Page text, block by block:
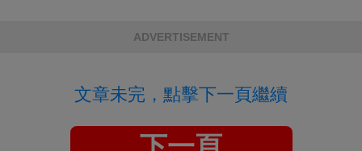
ADVERTISEMENT
文章未完，點擊下一頁繼續